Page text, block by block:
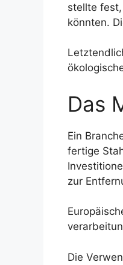
stellte
könnten.
Das
Ein
fertige
zur
Die